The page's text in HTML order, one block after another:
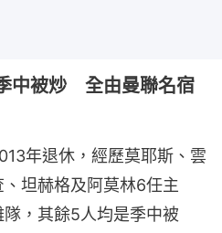
中被炒 全由曼聯名宿
年退休，經歷莫耶斯、雲
坦赫格及阿莫林6任主
，其餘5人均是季中被